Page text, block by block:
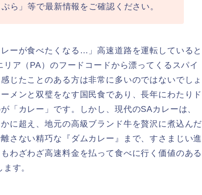
ら」等で最新情報をご確認ください。
ーが食べたくなる…」高速道路を運転していると
ア（PA）のフードコードから漂ってくるスパイ
じたことのある方は非常に多いのではないでしょ
メンと双璧をなす国民食であり、長年にわたりド
「カレー」です。しかし、現代のSAカレーは、
に超え、地元の高級ブランド牛を贅沢に煮込んだ
さない精巧な『ダムカレー』まで、すさまじい進
わざわざ高速料金を払って食べに行く価値のある
す。